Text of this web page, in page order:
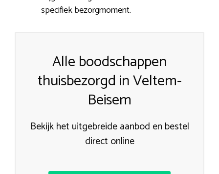
specifiek bezorgmoment.
Alle boodschappen
thuisbezorgd in Veltem-
Beisem
Bekijk het uitgebreide aanbod en bestel
direct online